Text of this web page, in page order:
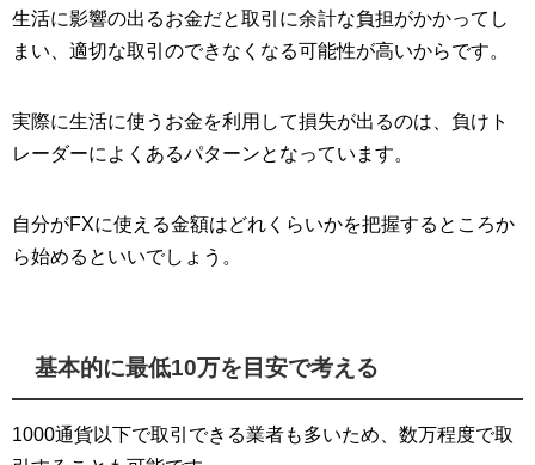
生活に影響の出るお金だと取引に余計な負担がかかってし
まい、適切な取引のできなくなる可能性が高いからです。
実際に生活に使うお金を利用して損失が出るのは、負けト
レーダーによくあるパターンとなっています。
自分がFXに使える金額はどれくらいかを把握するところか
ら始めるといいでしょう。
基本的に最低10万を目安で考える
1000通貨以下で取引できる業者も多いため、数万程度で取